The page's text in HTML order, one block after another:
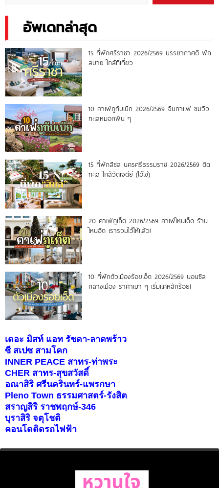
อัพเดทล่าสุด
15 ที่พักศรีราชา 2026/2569 บรรยากาศดี พัก
สบาย ใกล้ที่เที่ยว
10 คาเฟ่ภูทับเบิก 2026/2569 จิบกาแฟ ชมวิว
ทะเลหมอกฟิน ๆ
15 ที่พักสิชล นครศรีธรรมราช 2026/2569 ติด
ทะเล ใกล้วัดเจดีย์ (ไอ้ไข่)
20 คาเฟ่ภูเก็ต 2026/2569 คาเฟ่ไหนเด็ด ร้าน
ไหนฮิต เรารวมไว้ให้แล้ว!
10 ที่พักตัวเมืองร้อยเอ็ด 2026/2569 นอนชิล
กลางเมือง ราคาเบา ๆ เริ่มแค่หลักร้อย!
เดอะ มิสท์ แอท รัชดา-ลาดพร้าว
ซี สเปซ สามโคก
INNER PEACE สาทร-ท่าพระ
CHER สาทร-สุขสวัสดิ์
อณาสิริ ศรีนครินทร์-แพรกษา
Pleno Town ธรรมศาสตร์-รังสิต
สราญสิริ ราชพฤกษ์-346
บุราสิริ จตุโชติ
คอนโดติดรถไฟฟ้า